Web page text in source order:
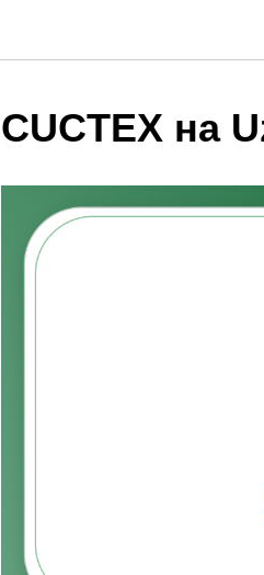
CUCTEX на